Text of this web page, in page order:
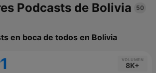
Podcasts de Bolivia 50
en boca de todos en Bolivia
VOLUMEN
8K+